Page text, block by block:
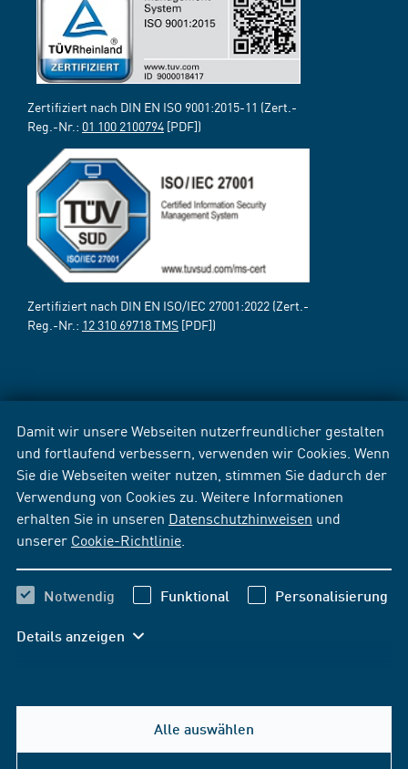
Damit wir unsere Webseiten nutzerfreundlicher gestalten
und fortlaufend verbessern, verwenden wir Cookies. Wenn
Sie die Webseiten weiter nutzen, stimmen Sie dadurch der
Verwendung von Cookies zu. Weitere Informationen
erhalten Sie in unseren Datenschutzhinweisen und
unserer Cookie-Richtlinie
Notwendig Funktional Personalisierung
Details anzeigen
Alle auswählen
Zertifiziert nach DIN EN ISO 9001:2015-11 (Zert.-
Reg.-Nr.: 01 100 2100794 [PDF])
Zertifiziert nach DIN EN ISO/IEC 27001:2022 (Zert.-
Reg.-Nr.: 12 310 69718 TMS [PDF])